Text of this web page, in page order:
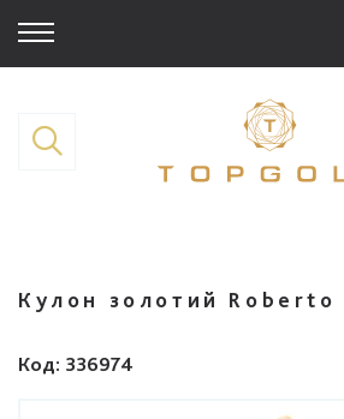
Кулон золотий Roberto
Код: 336974